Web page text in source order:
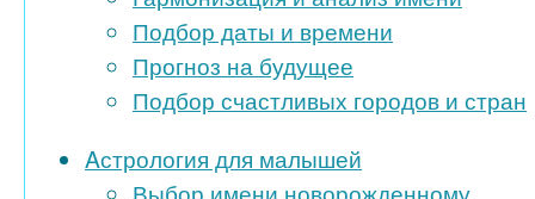
Подбор даты и времени
Прогноз на будущее
Подбор счастливых городов и стран
Aстрология для малышей